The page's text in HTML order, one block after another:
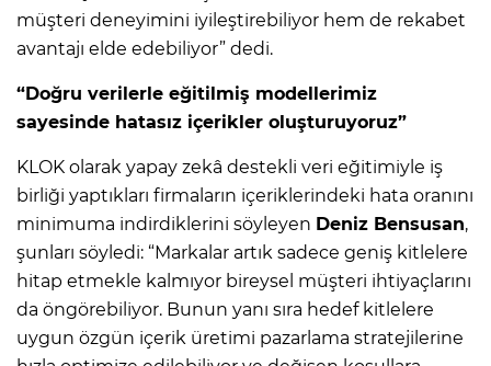
müşteri deneyimini iyileştirebiliyor hem de rekabet
avantajı elde edebiliyor” dedi.
“Doğru verilerle eğitilmiş modellerimiz
sayesinde hatasız içerikler oluşturuyoruz”
KLOK olarak yapay zekâ destekli veri eğitimiyle iş
birliği yaptıkları firmaların içeriklerindeki hata oranını
minimuma indirdiklerini söyleyen Deniz Bensusan,
şunları söyledi: “Markalar artık sadece geniş kitlelere
hitap etmekle kalmıyor bireysel müşteri ihtiyaçlarını
da öngörebiliyor. Bunun yanı sıra hedef kitlelere
uygun özgün içerik üretimi pazarlama stratejilerine